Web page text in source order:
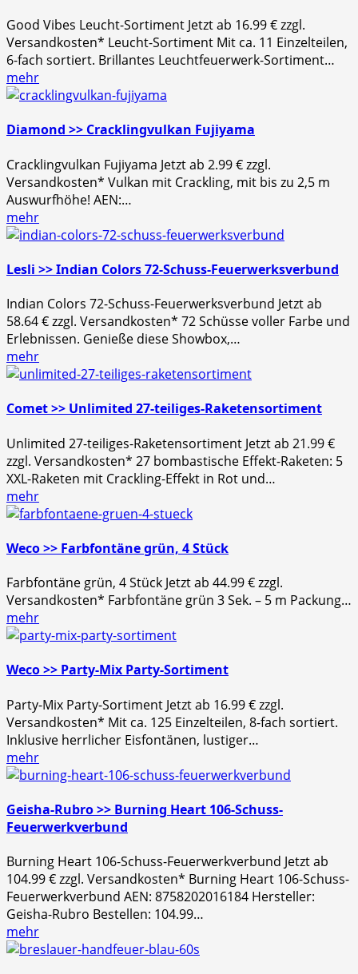
Good Vibes Leucht-Sortiment Jetzt ab 16.99 € zzgl.
Versandkosten* Leucht-Sortiment Mit ca. 11 Einzelteilen,
6-fach sortiert. Brillantes Leuchtfeuerwerk-Sortiment…
mehr
Diamond >> Cracklingvulkan Fujiyama
Cracklingvulkan Fujiyama Jetzt ab 2.99 € zzgl.
Versandkosten* Vulkan mit Crackling, mit bis zu 2,5 m
Auswurfhöhe! AEN:…
mehr
Lesli >> Indian Colors 72-Schuss-Feuerwerksverbund
Indian Colors 72-Schuss-Feuerwerksverbund Jetzt ab
58.64 € zzgl. Versandkosten* 72 Schüsse voller Farbe und
Erlebnissen. Genieße diese Showbox,…
mehr
Comet >> Unlimited 27-teiliges-Raketensortiment
Unlimited 27-teiliges-Raketensortiment Jetzt ab 21.99 €
zzgl. Versandkosten* 27 bombastische Effekt-Raketen: 5
XXL-Raketen mit Crackling-Effekt in Rot und…
mehr
Weco >> Farbfontäne grün, 4 Stück
Farbfontäne grün, 4 Stück Jetzt ab 44.99 € zzgl.
Versandkosten* Farbfontäne grün 3 Sek. – 5 m Packung…
mehr
Weco >> Party-Mix Party-Sortiment
Party-Mix Party-Sortiment Jetzt ab 16.99 € zzgl.
Versandkosten* Mit ca. 125 Einzelteilen, 8-fach sortiert.
Inklusive herrlicher Eisfontänen, lustiger…
mehr
Geisha-Rubro >> Burning Heart 106-Schuss-
Feuerwerkverbund
Burning Heart 106-Schuss-Feuerwerkverbund Jetzt ab
104.99 € zzgl. Versandkosten* Burning Heart 106-Schuss-
Feuerwerkverbund AEN: 8758202016184 Hersteller:
Geisha-Rubro Bestellen: 104.99…
mehr